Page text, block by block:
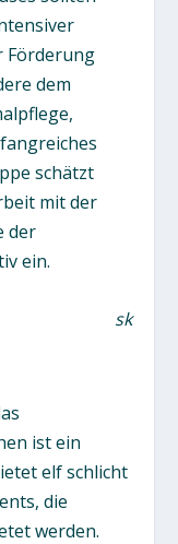
Förderung
dem
schätzt
mit der
der
ein.
sk
ist ein
elf schlicht
die
werden.